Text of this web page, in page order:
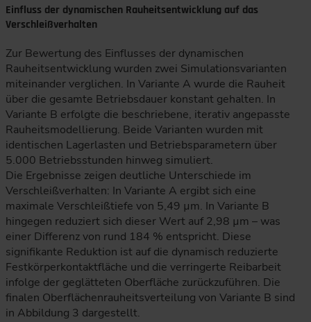
Einfluss der dynamischen Rauheitsentwicklung auf das
Verschleißverhalten
Zur Bewertung des Einflusses der dynamischen
Rauheitsentwicklung wurden zwei Simulationsvarianten
miteinander verglichen. In Variante A wurde die Rauheit
über die gesamte Betriebsdauer konstant gehalten. In
Variante B erfolgte die beschriebene, iterativ angepasste
Rauheitsmodellierung. Beide Varianten wurden mit
identischen Lagerlasten und Betriebsparametern über
5.000 Betriebsstunden hinweg simuliert.
Die Ergebnisse zeigen deutliche Unterschiede im
Verschleißverhalten: In Variante A ergibt sich eine
maximale Verschleißtiefe von 5,49 µm. In Variante B
hingegen reduziert sich dieser Wert auf 2,98 µm – was
einer Differenz von rund 184 % entspricht. Diese
signifikante Reduktion ist auf die dynamisch reduzierte
Festkörperkontaktfläche und die verringerte Reibarbeit
infolge der geglätteten Oberfläche zurückzuführen. Die
finalen Oberflächenrauheitsverteilung von Variante B sind
in Abbildung 3 dargestellt.